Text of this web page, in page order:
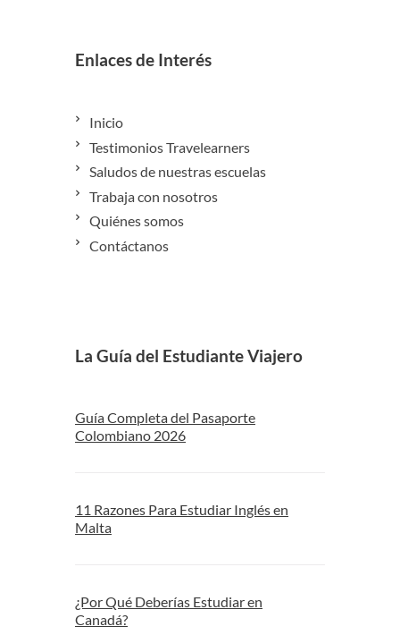
Enlaces de Interés
Inicio
Testimonios Travelearners
Saludos de nuestras escuelas
Trabaja con nosotros
Quiénes somos
Contáctanos
La Guía del Estudiante Viajero
Guía Completa del Pasaporte
Colombiano 2026
11 Razones Para Estudiar Inglés en
Malta
¿Por Qué Deberías Estudiar en
Canadá?